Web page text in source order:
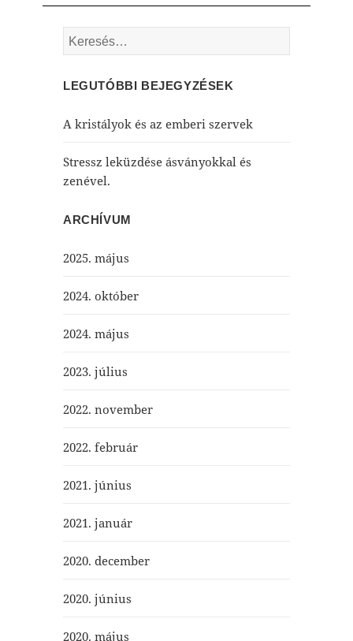
Keresés:
LEGUTÓBBI BEJEGYZÉSEK
A kristályok és az emberi szervek
Stressz leküzdése ásványokkal és
zenével.
ARCHÍVUM
2025. május
2024. október
2024. május
2023. július
2022. november
2022. február
2021. június
2021. január
2020. december
2020. június
2020. május